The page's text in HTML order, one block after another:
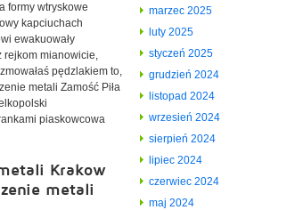
formy wtryskowe
kapciuchach
ewakuowały
rejkom mianowicie,
pędzlakiem to,
metali Zamość Piła
piaskowcowa
Krakow
metali
marzec 2025
luty 2025
styczeń 2025
grudzień 2024
listopad 2024
wrzesień 2024
sierpień 2024
lipiec 2024
czerwiec 2024
maj 2024